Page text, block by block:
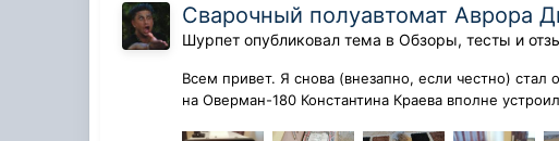
Сварочный полуавтомат Аврора
Шурпет опубликовал тема вОбзоры, тесты и
Всем привет. Я снова (внезапно, если честно)
на Оверман-180 Константина Краева вполне